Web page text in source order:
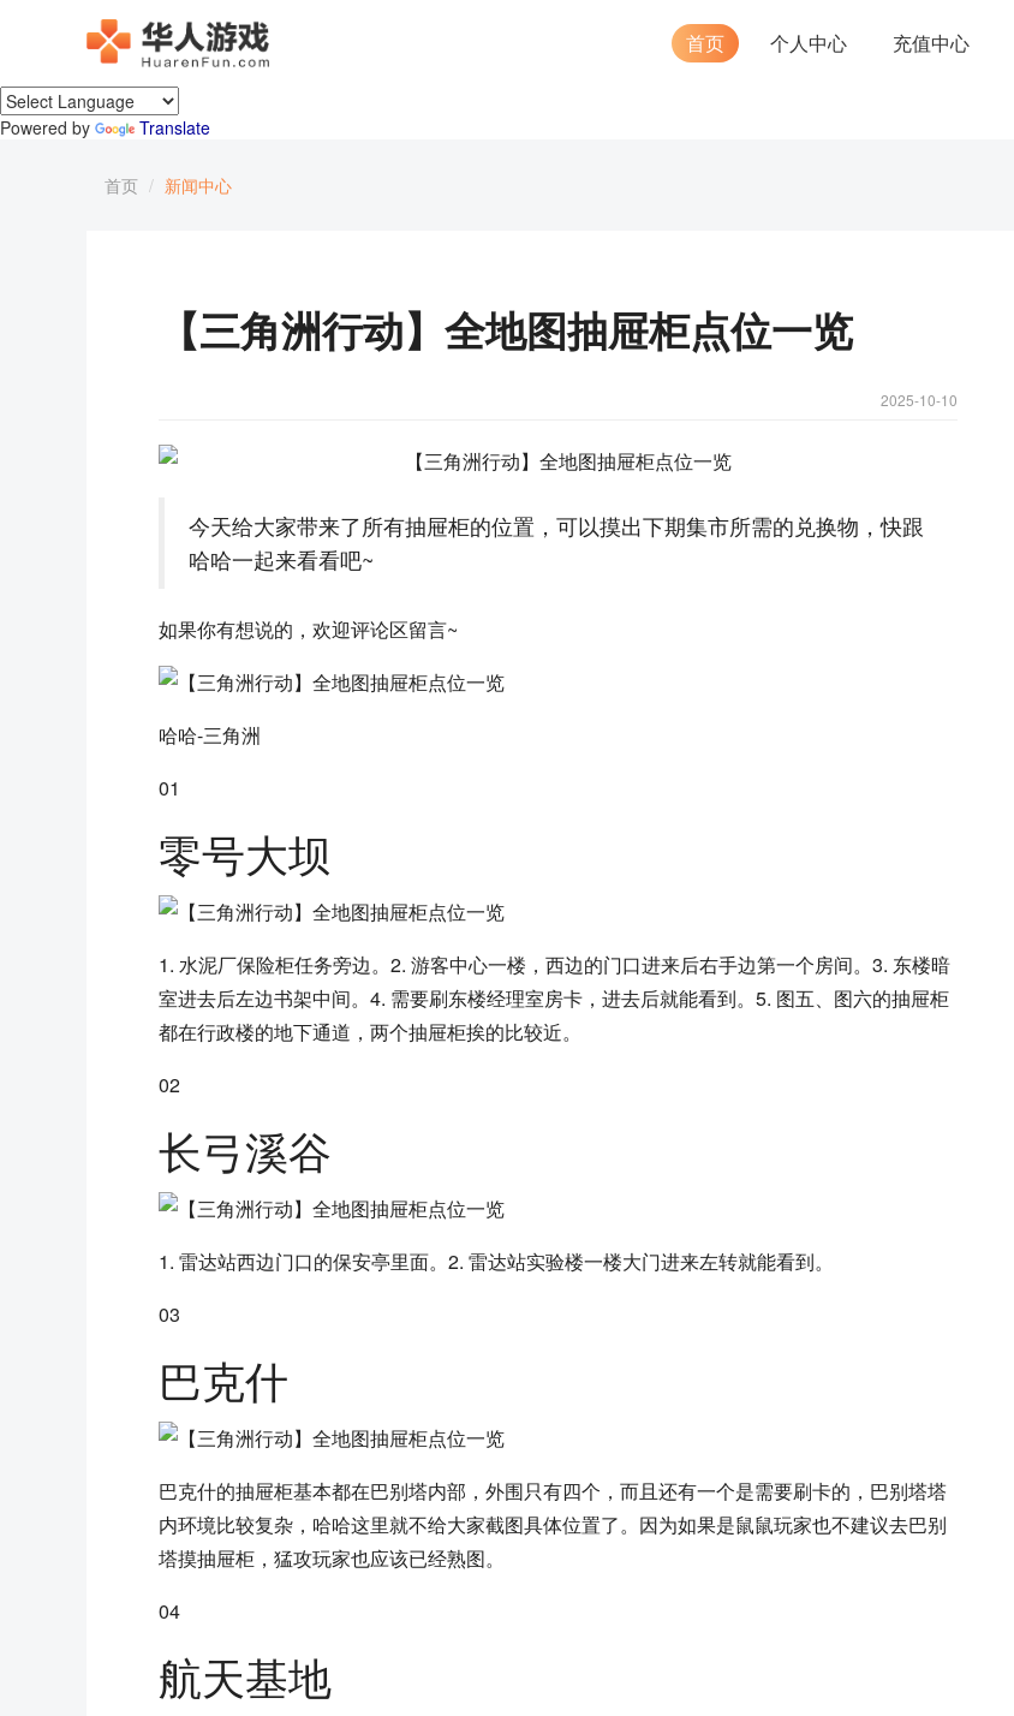
首页 个人中心 充值中心
Powered by Translate
首页 新闻中心
【三角洲行动】全地图抽屉柜点位一览
2025-10-10
今天给大家带来了所有抽屉柜的位置，可以摸出下期集市所需的兑换物，快跟
哈哈一起来看看吧~
如果你有想说的，欢迎评论区留言~
哈哈-三角洲
01
零号大坝
1. 水泥厂保险柜任务旁边。2. 游客中心一楼，西边的门口进来后右手边第一个房间。3. 东楼暗
室进去后左边书架中间。4. 需要刷东楼经理室房卡，进去后就能看到。5. 图五、图六的抽屉柜
都在行政楼的地下通道，两个抽屉柜挨的比较近。
02
长弓溪谷
1. 雷达站西边门口的保安亭里面。2. 雷达站实验楼一楼大门进来左转就能看到。
03
巴克什
巴克什的抽屉柜基本都在巴别塔内部，外围只有四个，而且还有一个是需要刷卡的，巴别塔塔
内环境比较复杂，哈哈这里就不给大家截图具体位置了。因为如果是鼠鼠玩家也不建议去巴别
塔摸抽屉柜，猛攻玩家也应该已经熟图。
04
航天基地